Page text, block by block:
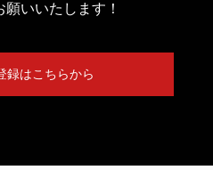
いいたします！
録はこちらから